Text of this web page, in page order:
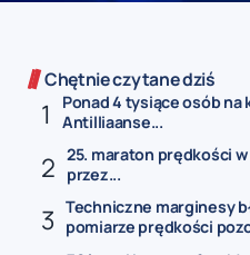
Chętnie czytane dziś
Ponad 4 tysiące osób na
Antilliaanse...
25. maraton prędkości
przez...
Techniczne marginesy
pomiarze prędkości